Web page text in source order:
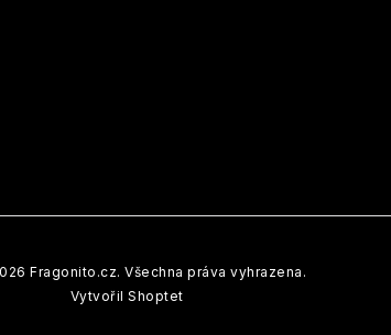
Vytvořil Shoptet
Fragonito.cz. Všechna práva vyhrazena.